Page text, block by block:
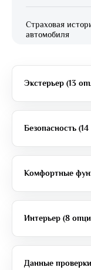
Страховая
автомобиля
Экстерьер (13
Безопасность
Комфортные
Интерьер (8
Данные